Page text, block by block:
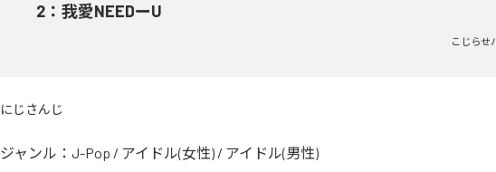
2 ： 我愛NEEDーU
こじらせ
にじさんじ
ジャンル： J-Pop / アイドル(女性) / アイドル(男性)